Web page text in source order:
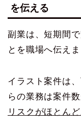
を伝える
副業は、短期間
とを職場へ伝えま
イラスト案件は
らの業務は案件数
リスクがほとん